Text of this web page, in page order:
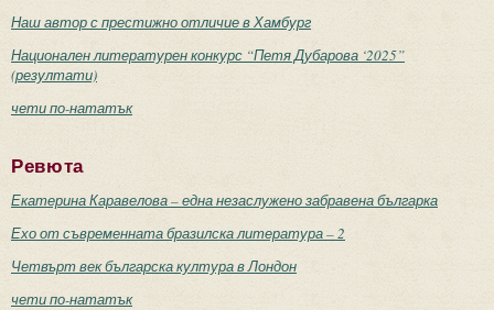
Наш автор с престижно отличие в Хамбург
Национален литературен конкурс “Петя Дубарова ‘2025”
(резултати)
чети по-нататък
Ревюта
Екатерина Каравелова – една незаслужено забравена българка
Ехо от съвременната бразилска литература – 2
Четвърт век българска култура в Лондон
чети по-нататък